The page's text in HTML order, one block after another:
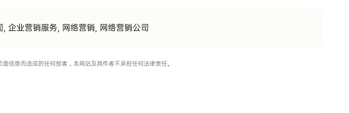
, 企业营销服务, 网络营销, 网络营销公司
信息而造成的任何损害，本网站及其作者不承担任何法律责任。